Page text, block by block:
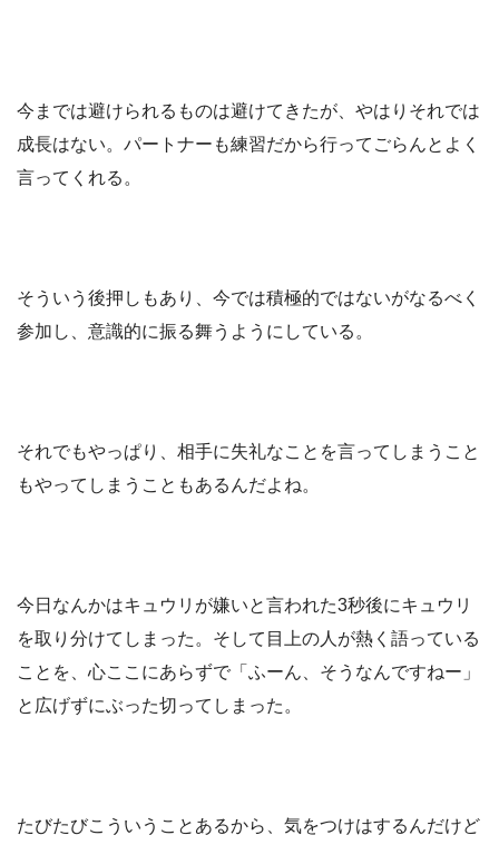
今までは避けられるものは避けてきたが、やはりそれでは
成長はない。パートナーも練習だから行ってごらんとよく
言ってくれる。
そういう後押しもあり、今では積極的ではないがなるべく
参加し、意識的に振る舞うようにしている。
それでもやっぱり、相手に失礼なことを言ってしまうこと
もやってしまうこともあるんだよね。
今日なんかはキュウリが嫌いと言われた3秒後にキュウリ
を取り分けてしまった。そして目上の人が熱く語っている
ことを、心ここにあらずで「ふーん、そうなんですねー」
と広げずにぶった切ってしまった。
たびたびこういうことあるから、気をつけはするんだけど